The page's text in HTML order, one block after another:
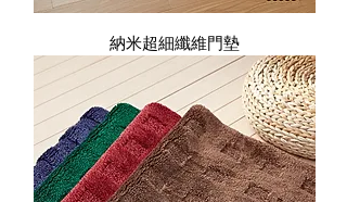
納米超細纖維門墊